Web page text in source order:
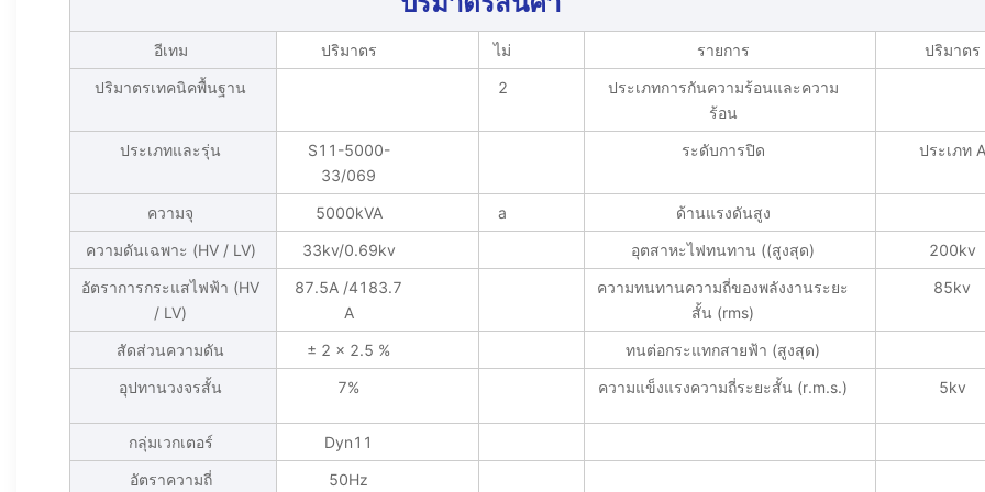
อีเทม ปริมาตร ไม่ รายการ
ปริมาตร
ปริมาตรเทคนิคพื้นฐาน
2
ประเภทการกันความร้อนและความ
ร้อน
ประเภทและรุ่น
S11-5000-
33/069
ระดับการปิด ประเภท A
ความจุ 5000kVA a
ด้านแรงดันสูง
ความดันเฉพาะ (HV / LV)
33kv/0.69kv อุตสาหะไฟทนทาน ((สูงสุด)
200kv
อัตราการกระแสไฟฟ้า (HV
/ LV)
87.5A /4183.7
A
ความทนทานความถี่ของพลังงานระยะ
สั้น (rms)
85kv
สัดส่วนความดัน ± 2 × 2.5 %
ทนต่อกระแทกสายฟ้า (สูงสุด)
อุปทานวงจรสั้น
7% ความแข็งแรงความถี่ระยะสั้น (r.m.s.) 5kv
กลุ่มเวกเตอร์
Dyn11
อัตราความถี่
50Hz